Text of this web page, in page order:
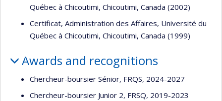
Québec à Chicoutimi, Chicoutimi, Canada (2002)
Certificat, Administration des Affaires, Université du
Québec à Chicoutimi, Chicoutimi, Canada (1999)
Awards and recognitions
Chercheur-boursier Sénior, FRQS, 2024-2027
Chercheur-boursier Junior 2, FRSQ, 2019-2023